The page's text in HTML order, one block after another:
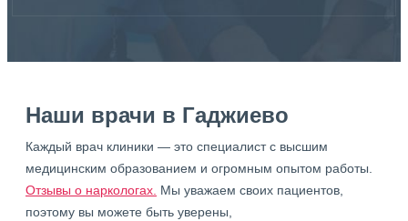
Наши врачи в Гаджиево
Каждый врач клиники — это специалист с высшим
медицинским образованием и огромным опытом работы.
Отзывы о наркологах. Мы уважаем своих пациентов,
поэтому вы можете быть уверены,